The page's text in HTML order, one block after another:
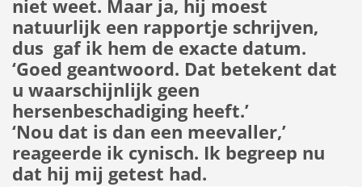
niet weet. Maar ja, hij moest
natuurlijk een rapportje schrijven,
dus gaf ik hem de exacte datum.
‘Goed geantwoord. Dat betekent dat
u waarschijnlijk geen
hersenbeschadiging heeft.’
‘Nou dat is dan een meevaller,’
reageerde ik cynisch. Ik begreep nu
dat hij mij getest had.